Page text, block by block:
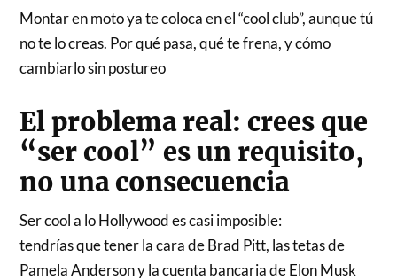
Montar en moto ya te coloca en el “cool club”, aunque tú
no te lo creas. Por qué pasa, qué te frena, y cómo
cambiarlo sin postureo
El problema real: crees que
“ser cool” es un requisito,
no una consecuencia
Ser cool a lo Hollywood es casi imposible:
tendrías que tener la cara de Brad Pitt, las tetas de
Pamela Anderson y la cuenta bancaria de Elon Musk